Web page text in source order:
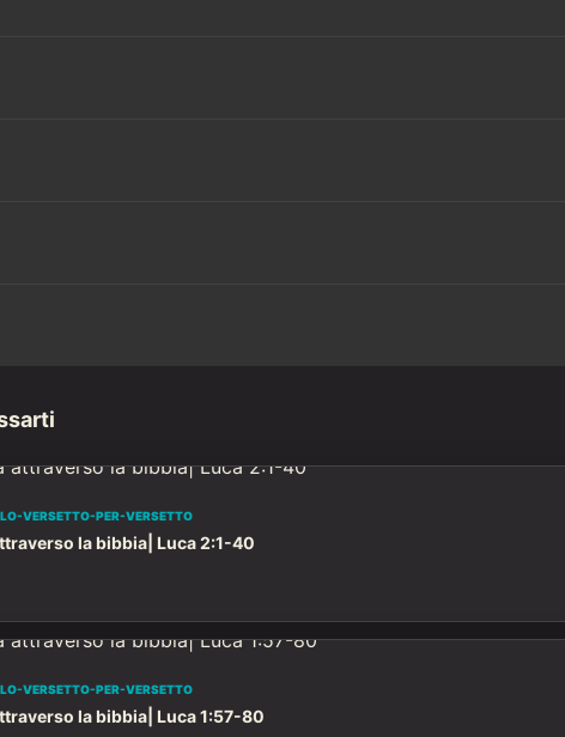
VERSETTO-PER-VERSETTO
la bibbia| Luca 2:1-40
VERSETTO-PER-VERSETTO
la bibbia| Luca 1:57-80